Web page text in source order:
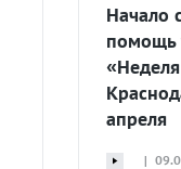
Начало
помощь
апреля
|